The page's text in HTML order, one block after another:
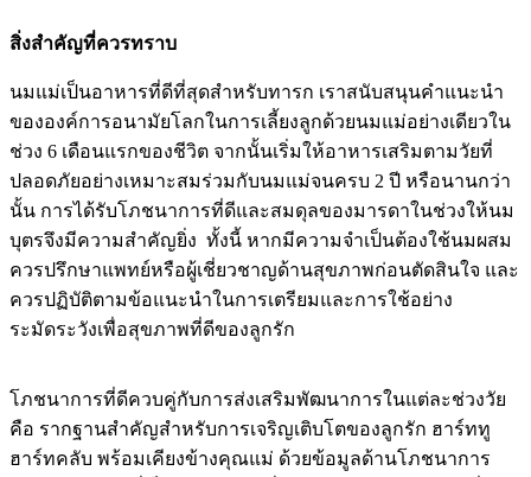
สิ่งสำคัญที่ควรทราบ
นมแม่เป็นอาหารที่ดีที่สุดสำหรับทารก เราสนับสนุนคำแนะนำ
ขององค์การอนามัยโลกในการเลี้ยงลูกด้วยนมแม่อย่างเดียวใน
ช่วง 6 เดือนแรกของชีวิต จากนั้นเริ่มให้อาหารเสริมตามวัยที่
ปลอดภัยอย่างเหมาะสมร่วมกับนมแม่จนครบ 2 ปี หรือนานกว่า
นั้น การได้รับโภชนาการที่ดีและสมดุลของมารดาในช่วงให้นม
บุตรจึงมีความสำคัญยิ่ง ทั้งนี้ หากมีความจำเป็นต้องใช้นมผสม
ควรปรึกษาแพทย์หรือผู้เชี่ยวชาญด้านสุขภาพก่อนตัดสินใจ และ
ควรปฏิบัติตามข้อแนะนำในการเตรียมและการใช้อย่าง
ระมัดระวังเพื่อสุขภาพที่ดีของลูกรัก
โภชนาการที่ดีควบคู่กับการส่งเสริมพัฒนาการในแต่ละช่วงวัย
คือ รากฐานสำคัญสำหรับการเจริญเติบโตของลูกรัก ฮาร์ททู
ฮาร์ทคลับ พร้อมเคียงข้างคุณแม่ ด้วยข้อมูลด้านโภชนาการ